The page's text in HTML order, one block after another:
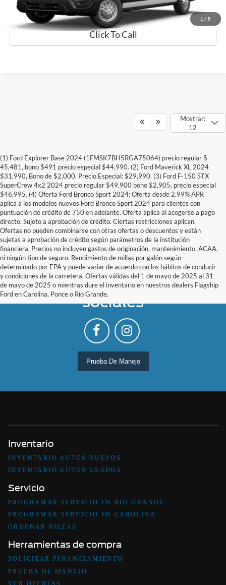
1 / 5
Prueba de Manejo
Click To Call
Mostrar:
12
(1) Ford Explorer Base 2024 (1FMSK7BH5RGA75064) precio regular $
45,481, bono $491 precio especial $44,990. (2) Ford Maverick XL 2024
$31,990, Bono de $2,000, Precio Especial: $29,990. (3) Ford F-150 STX
SuperCrew 4x2 2024 precio regular $49,900 bono $2,905, precio especial
$46,995. (4) Oferta Ford Bronco Sport 2024: Oferta desde 2.99% APR
aplica a los modelos nuevos Ford Bronco Sport 2024 para clientes con
puntuación de crédito de 750 en adelante. Oferta aplica al acogerse a pago
directo. Sujeto a aprobación de crédito. Ciertas restricciones aplican.
Ofertas no pueden combinarse con otras ofertas o descuentos y están
sujetas a aprobación de crédito según parámetros de la institución
financiera. Precios no incluyen gastos de originación, mantenimiento, ACAA,
ni ningún tipo de seguro. Rendimiento de millas por galón según
determinado por EPA y puede variar de acuerdo con los hábitos de conducir
y condiciones de la carretera. Ofertas válidas del 1 de mayo de 2025 al 31
de mayo de 2025 o mientras dure el inventario en nuestros dealers Flagship
Ford en Carolina, Ponce o Río Grande.
Síguenos en las redes
sociales
Prueba De Manejo
Inventario
INVENTARIO AUTOS NUEVOS
INVENTARIO AUTOS USADOS
Servicio
PROGRAMAR SERVICIO EN RIO GRANDE
PROGRAMAR SERVICIO EN CAROLINA
ORDENAR PIEZAS
Herramientas de compra
SOLICITAR FINANCIAMIENTO
PRUEBA DE MANEJO
VER OFERTAS